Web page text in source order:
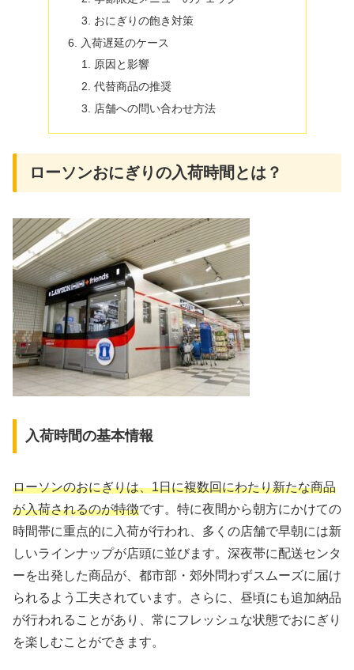
おにぎりの飽き対策
入荷遅延のケース
原因と影響
代替商品の推奨
店舗への問い合わせ方法
ローソンおにぎりの入荷時間とは？
入荷時間の基本情報
ローソンのおにぎりは、1日に複数回にわたり新たな商品
が入荷されるのが特徴です。特に夜間から朝方にかけての
時間帯に重点的に入荷が行われ、多くの店舗で早朝には新
しいラインナップが店頭に並びます。深夜帯に配送センタ
ーを出発した商品が、都市部・郊外問わずスムーズに届け
られるよう工夫されています。さらに、昼頃にも追加納品
が行われることがあり、常にフレッシュな状態でおにぎり
を楽しむことができます。